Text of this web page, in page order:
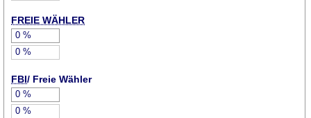
FREIE WÄHLER
0 %
0 %
FBI/ Freie Wähler
0 %
0 %